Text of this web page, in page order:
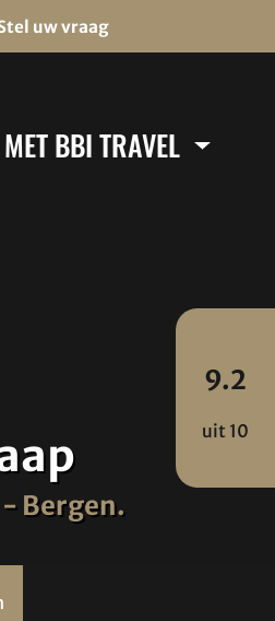
uw vraag
MET BBI TRAVEL
9.2
uit 10
Bergen.